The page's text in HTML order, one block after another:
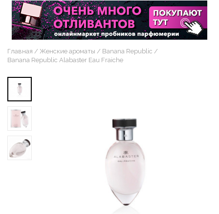
Главная Женские ароматы
Banana Republic
Banana Republic Alabaster Eau Fraiche